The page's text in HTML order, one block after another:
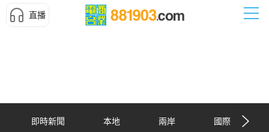
直播
即時新聞 本地 兩岸 國際